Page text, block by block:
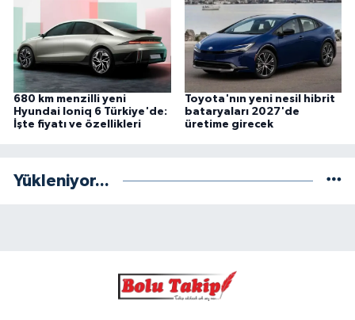
680 km menzilli yeni
Hyundai Ioniq 6 Türkiye'de:
İşte fiyatı ve özellikleri
Toyota'nın yeni nesil hibrit
bataryaları 2027'de
üretime girecek
Yükleniyor...